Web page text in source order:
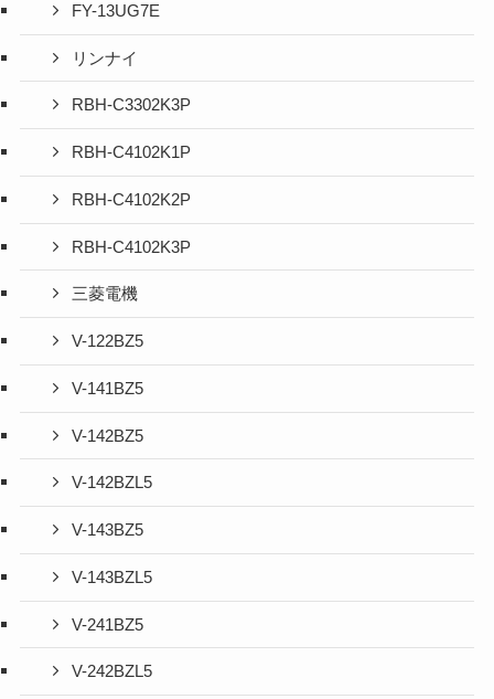
FY-13UG7E
リンナイ
RBH-C3302K3P
RBH-C4102K1P
RBH-C4102K2P
RBH-C4102K3P
三菱電機
V-122BZ5
V-141BZ5
V-142BZ5
V-142BZL5
V-143BZ5
V-143BZL5
V-241BZ5
V-242BZL5